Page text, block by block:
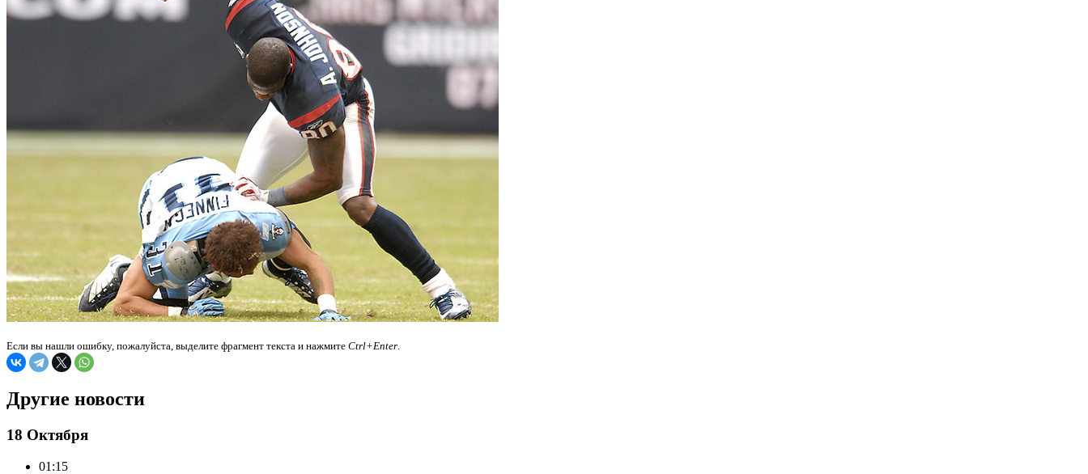
Если вы нашли ошибку, пожалуйста, выделите фрагмент текста и нажмите Ctrl+Enter.
Другие новости
18 Октября
01:15